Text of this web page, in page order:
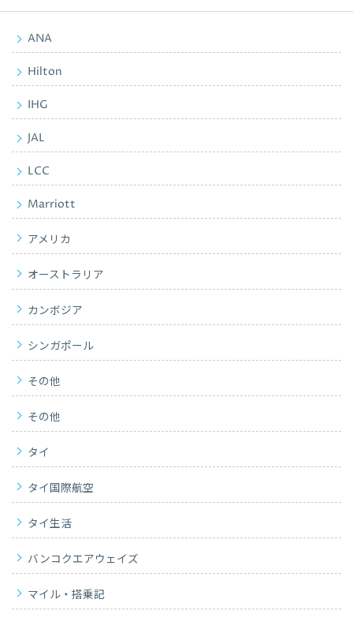
ANA
Hilton
IHG
JAL
LCC
Marriott
アメリカ
オーストラリア
カンボジア
シンガポール
その他
その他
タイ
タイ国際航空
タイ生活
バンコクエアウェイズ
マイル・搭乗記